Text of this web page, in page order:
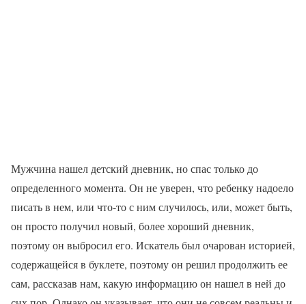
Мужчина нашел детский дневник, но спас только до
определенного момента. Он не уверен, что ребенку надоело
писать в нем, или что-то с ним случилось, или, может быть,
он просто получил новый, более хороший дневник,
поэтому он выбросил его. Искатель был очарован историей,
содержащейся в буклете, поэтому он решил продолжить ее
сам, рассказав нам, какую информацию он нашел в ней до